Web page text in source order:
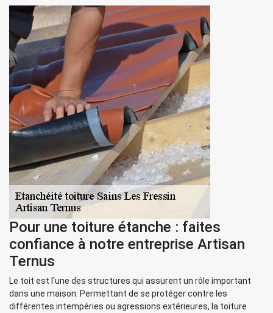
Pour une toiture étanche : faites
confiance à notre entreprise Artisan
Ternus
Le toit est l'une des structures qui assurent un rôle important
dans une maison. Permettant de se protéger contre les
différentes intempéries ou agressions extérieures, la toiture